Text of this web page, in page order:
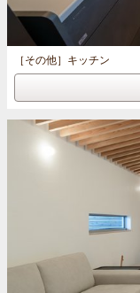
［その他］ キッチン